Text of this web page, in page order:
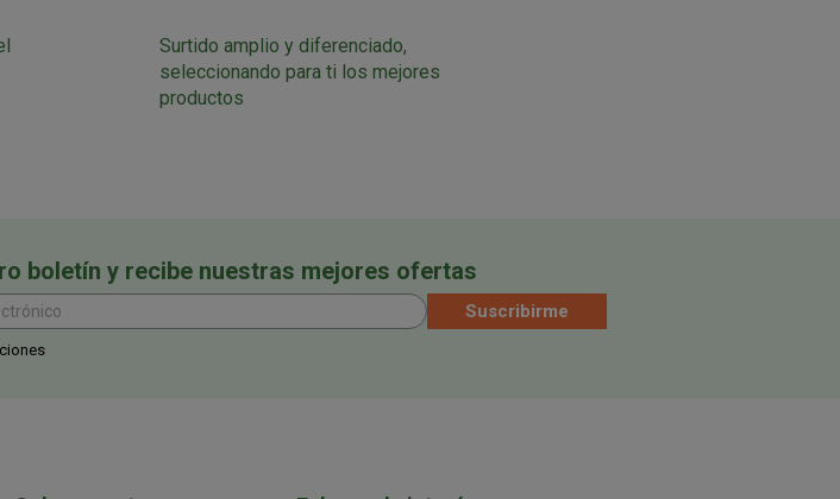
Surtido amplio y diferenciado,
seleccionando para ti los mejores
productos
boletín y recibe nuestras mejores ofertas